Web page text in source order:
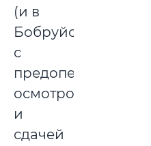
(и в
Бобруйске)
с
осмотром
и
сдачей